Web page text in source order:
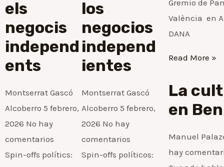
els
negocis
independ
ents
Montserrat Gascó
Alcoberro 5 febrero,
2026 No hay
comentarios
Spin-offs polítics:
los
negocios
independ
ientes
Montserrat Gascó
Alcoberro5 febrero,
2026 No hay
comentarios
Spin-offs políticos:
Gremio de
València en
DANA
Read More »
La
en
Manuel
hay